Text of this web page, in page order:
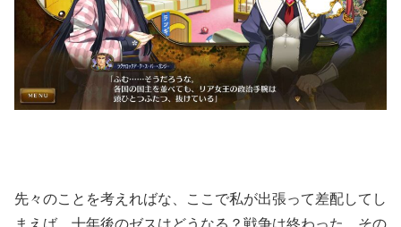
先々のことを考えればな、ここで私が出張って差配してし
まえば、十年後のゼスはどうなる？戦争は終わった、その